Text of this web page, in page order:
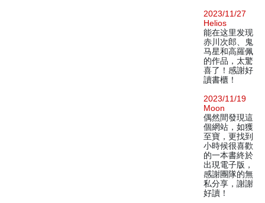
2023/11/27
Helios
能在这里发现
赤川次郎、鬼
马星和高羅佩
的作品，太驚
喜了！感謝好
讀書櫃！
2023/11/19
Moon
偶然間發現這
個網站，如獲
至寶，更找到
小時候很喜歡
的一本書終於
出現電子版，
感謝團隊的無
私分享，謝謝
好讀！